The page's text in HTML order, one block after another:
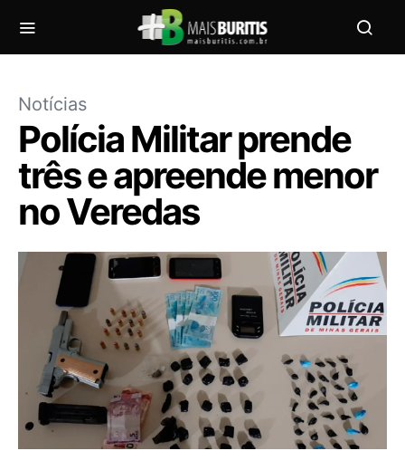
Notícias
Polícia Militar prende
três e apreende menor
no Veredas